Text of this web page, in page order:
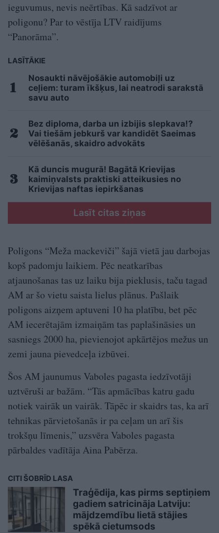
ieguvumus, nevis neērtības. Kā sadzīvot ar
poligonu? Par to vēstīja LTV raidījums
“Panorāma”.
LASĪTĀKIE
Nosaukti nāvējošākie automobiļi uz
ceļiem: turam īkšķus, lai neatrodi sarakstā
savu auto
Bez diploma, darba un izbijis slepkava!?
Vai tiešām jebkurš var kandidēt Saeimas
vēlēšanās, skaidro advokāts
Kā duncis mugurā! Bagātā Krievijas
kaimiņvalsts praktiski atteikusies no
Krievijas naftas iepirkšanas
Lasīt citas ziņas
Poligons “Meža mackeviči” šajā vietā jau darbojas
kopš padomju laikiem. Pēc neatkarības
atjaunošanas tas uz laiku bija pieklusis, taču tagad
AM ar šo vietu saista lielus plānus. Pašlaik
poligons aizņem aptuveni 10 ha platību, bet pēc
AM iecerētajām izmaiņām tas paplašināsies un
sasniegs 2000 ha, pievienojot apkārtējos mežus un
zemi jauna pievedceļa izbūvei.
Šos AM jaunumus Vaboles pagasta iedzīvotāji
uztvēruši ar bažām. “Tās apmācības katru gadu
notiek vairāk un vairāk. Tāpēc ir skaidrs tas, ka arī
tehnikas pārvietošanās ir pa ceļam un arī šis
trokšņu līmenis,” uzsvēra Vaboles pagasta
pārbaldes vadītāja Aina Pabērza.
CITI ŠOBRĪD LASA
Traģēdija, kas pirms septiņiem
gadiem satricināja Latviju:
mājdzemdību lietā stājies
spēkā cietumsods